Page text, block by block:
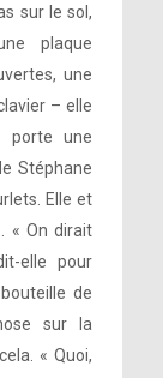
sur le sol,
plaque
une
– elle
porte une
Stéphane
Elle et
« On dirait
elle pour
de
sur la
« Quoi,